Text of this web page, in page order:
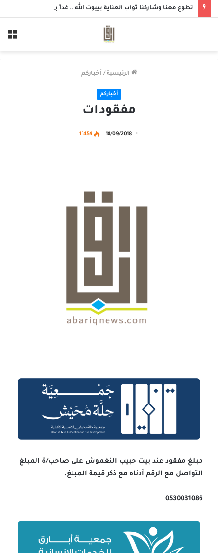
الرئيسية / أخباركم
أخباركم
مفقودات
18/09/2018 1٬459
مبلغ مفقود عند بيت حبيب النغموش على صاحب/ة المبلغ
التواصل مع الرقم أدناه مع ذكر قيمة المبلغ.
0530031086